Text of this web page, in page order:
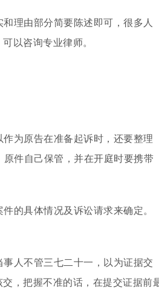
理由部分简要陈述即可，很多人
以咨询专业律师。
为原告在准备起诉时，还要整理
件自己保管，并在开庭时要携带
的具体情况及诉讼请求来确定。
人不管三七二十一，以为证据交
，把握不准的话，在提交证据前